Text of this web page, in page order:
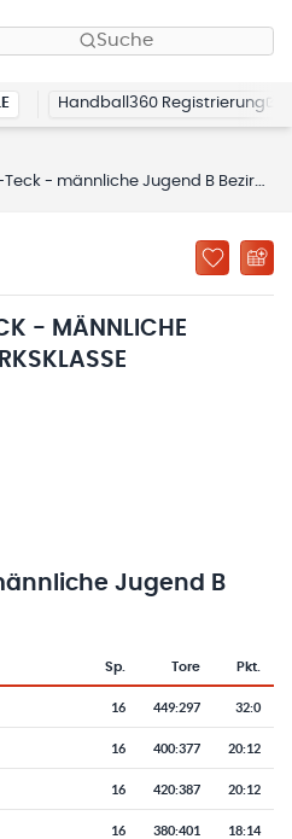
Suche
Handball360 Registrierung
- männliche Jugend B Bezirksklasse
- MÄNNLICHE
Jugend B
Sp. Tore Pkt.
16 449:297 32:0
16 400:377 20:12
16 420:387 20:12
16 380:401 18:14